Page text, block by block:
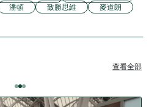
潘頓 致勝思維 麥道朗
查看全部